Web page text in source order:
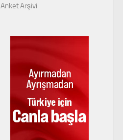
Anket Arşivi